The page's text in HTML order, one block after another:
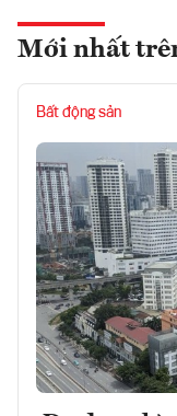
Mới nhất
Bất động sản